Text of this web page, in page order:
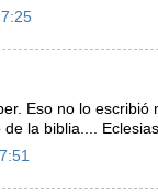
Eso no lo escribió
la biblia....